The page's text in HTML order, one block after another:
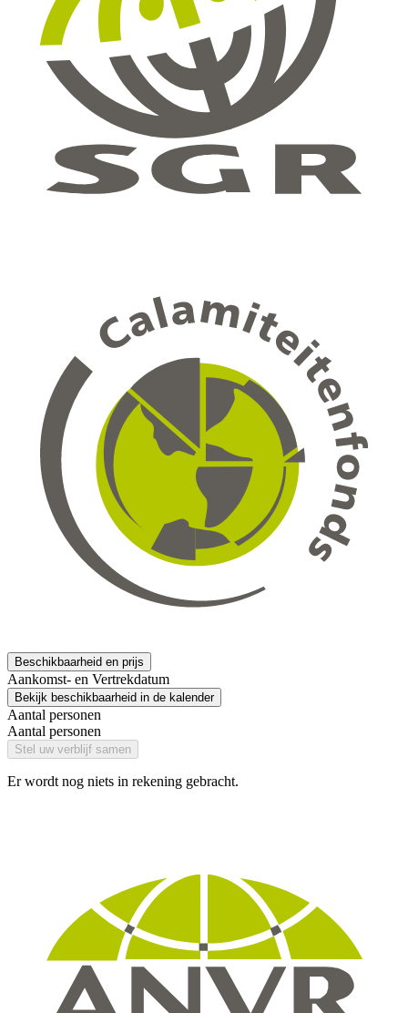
Beschikbaarheid en prijs
Aankomst- en Vertrekdatum
Bekijk beschikbaarheid in de kalender
Aantal personen
Aantal personen
Stel uw verblijf samen
Er wordt nog niets in rekening gebracht.